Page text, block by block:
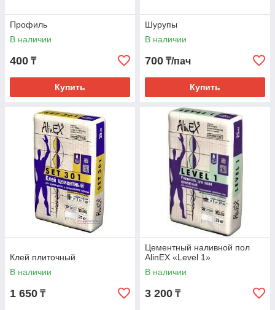
Профиль
В наличии
400 ₸
Купить
Шурупы
В наличии
700 ₸/пач
Купить
Клей плиточный
В наличии
1 650 ₸
Цементный наливной пол
AlinEX «Level 1»
В наличии
3 200 ₸